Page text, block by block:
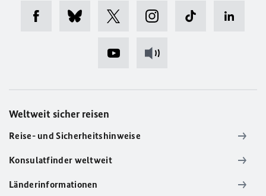
Weltweit sicher reisen
Reise- und Sicherheitshinweise
Konsulatfinder weltweit
Länderinformationen